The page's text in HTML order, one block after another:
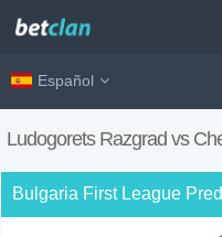
Español
Ludogorets Razgrad vs
Bulgaria First League